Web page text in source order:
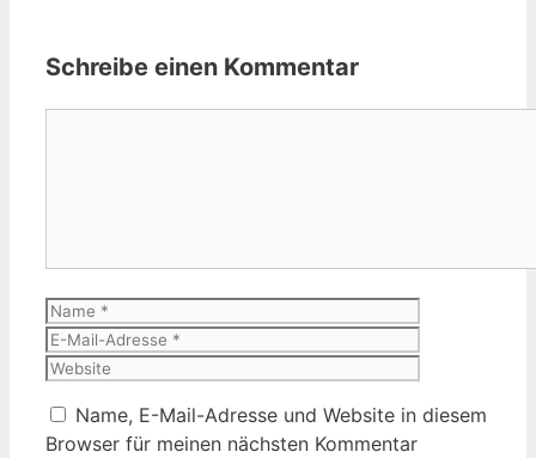
Schreibe einen Kommentar
Name
Name, E-Mail-Adresse und Website in diesem
Browser für meinen nächsten Kommentar